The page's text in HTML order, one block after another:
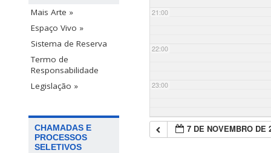
Mais Arte »
Espaço Vivo »
Sistema de Reserva
Termo de
Responsabilidade
Legislação »
CHAMADAS E
PROCESSOS
SELETIVOS
21:00
22:00
23:00
7 DE NOVEMBRO DE